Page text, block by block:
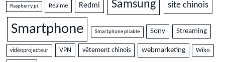
Raspberry pi Realme Redmi Samsung site chinois
Smartphone Smartphone pliable Sony Streaming
vidéoprojecteur VPN vêtement chinois webmarketing Wiko